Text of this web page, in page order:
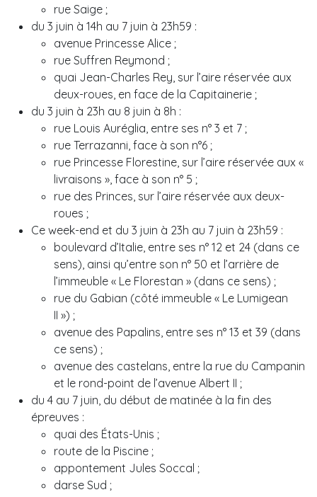
rue Saige ;
du 3 juin à 14h au 7 juin à 23h59 :
avenue Princesse Alice ;
rue Suffren Reymond ;
quai Jean-Charles Rey, sur l’aire réservée aux
deux-roues, en face de la Capitainerie ;
du 3 juin à 23h au 8 juin à 8h :
rue Louis Auréglia, entre ses n° 3 et 7 ;
rue Terrazanni, face à son n°6 ;
rue Princesse Florestine, sur l’aire réservée aux «
livraisons », face à son n° 5 ;
rue des Princes, sur l’aire réservée aux deux-
roues ;
Ce week-end et du 3 juin à 23h au 7 juin à 23h59 :
boulevard d’Italie, entre ses n° 12 et 24 (dans ce
sens), ainsi qu’entre son n° 50 et l’arrière de
l’immeuble « Le Florestan » (dans ce sens) ;
rue du Gabian (côté immeuble « Le Lumigean
II ») ;
avenue des Papalins, entre ses n° 13 et 39 (dans
ce sens) ;
avenue des castelans, entre la rue du Campanin
et le rond-point de l’avenue Albert II ;
du 4 au 7 juin, du début de matinée à la fin des
épreuves :
quai des États-Unis ;
route de la Piscine ;
appontement Jules Soccal ;
darse Sud ;